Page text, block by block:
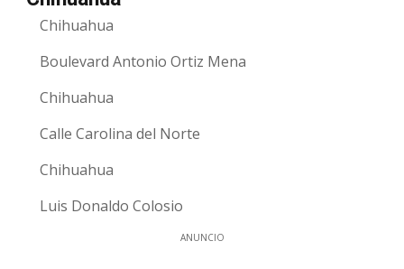
Chihuahua
Boulevard Antonio Ortiz Mena
Chihuahua
Calle Carolina del Norte
Chihuahua
Luis Donaldo Colosio
ANUNCIO